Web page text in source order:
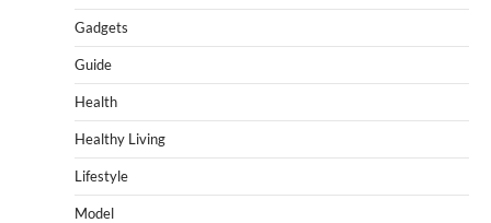
Gadgets
Guide
Health
Healthy Living
Lifestyle
Model